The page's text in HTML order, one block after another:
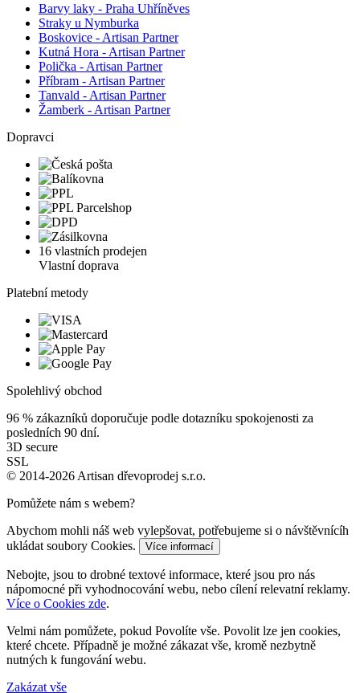
Barvy laky - Praha Uhříněves
Straky u Nymburka
Boskovice - Artisan Partner
Kutná Hora - Artisan Partner
Polička - Artisan Partner
Příbram - Artisan Partner
Tanvald - Artisan Partner
Žamberk - Artisan Partner
Dopravci
16 vlastních prodejen
Vlastní doprava
Platební metody
Spolehlivý obchod
96 % zákazníků doporučuje podle dotazníku spokojenosti za
posledních 90 dní.
3D secure
SSL
© 2014-2026 Artisan dřevoprodej s.r.o.
Pomůžete nám s webem?
Abychom mohli náš web vylepšovat, potřebujeme si o návštěvnícíh
ukládat soubory Cookies.
Více informací
Nebojte, jsou to drobné textové informace, které jsou pro nás
nápomocné při vyhodnocování webu, nebo cílení relevatní reklamy.
Více o Cookies zde.
Velmi nám pomůžete, pokud Povolíte vše. Povolit lze jen cookies,
které chcete. Případně je možné zákazat vše, kromě nezbytně
nutných k fungování webu.
Zakázat vše